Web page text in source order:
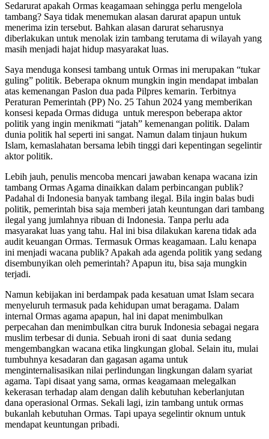
Sedarurat apakah Ormas keagamaan sehingga perlu mengelola
tambang? Saya tidak menemukan alasan darurat apapun untuk
menerima izin tersebut. Bahkan alasan darurat seharusnya
diberlakukan untuk menolak izin tambang terutama di wilayah yang
masih menjadi hajat hidup masyarakat luas.
Saya menduga konsesi tambang untuk Ormas ini merupakan “tukar
guling” politik. Beberapa oknum mungkin ingin mendapat imbalan
atas kemenangan Paslon dua pada Pilpres kemarin. Terbitnya
Peraturan Pemerintah (PP) No. 25 Tahun 2024 yang memberikan
konsesi kepada Ormas diduga untuk merespon beberapa aktor
politik yang ingin menikmati “jatah” kemenangan politik. Dalam
dunia politik hal seperti ini sangat. Namun dalam tinjaun hukum
Islam, kemaslahatan bersama lebih tinggi dari kepentingan segelintir
aktor politik.
Lebih jauh, penulis mencoba mencari jawaban kenapa wacana izin
tambang Ormas Agama dinaikkan dalam perbincangan publik?
Padahal di Indonesia banyak tambang ilegal. Bila ingin balas budi
politik, pemerintah bisa saja memberi jatah keuntungan dari tambang
ilegal yang jumlahnya ribuan di Indonesia. Tanpa perlu ada
masyarakat luas yang tahu. Hal ini bisa dilakukan karena tidak ada
audit keuangan Ormas. Termasuk Ormas keagamaan. Lalu kenapa
ini menjadi wacana publik? Apakah ada agenda politik yang sedang
disembunyikan oleh pemerintah? Apapun itu, bisa saja mungkin
terjadi.
Namun kebijakan ini berdampak pada kesatuan umat Islam secara
menyeluruh termasuk pada kehidupan umat beragama. Dalam
internal Ormas agama apapun, hal ini dapat menimbulkan
perpecahan dan menimbulkan citra buruk Indonesia sebagai negara
muslim terbesar di dunia. Sebuah ironi di saat dunia sedang
mengembangkan wacana etika lingkungan global. Selain itu, mulai
tumbuhnya kesadaran dan gagasan agama untuk
menginternalisasikan nilai perlindungan lingkungan dalam syariat
agama. Tapi disaat yang sama, ormas keagamaan melegalkan
kekerasan terhadap alam dengan dalih kebutuhan keberlanjutan
dana operasional Ormas. Sekali lagi, izin tambang untuk ormas
bukanlah kebutuhan Ormas. Tapi upaya segelintir oknum untuk
mendapat keuntungan pribadi.